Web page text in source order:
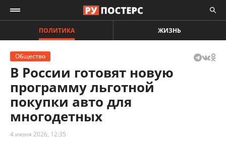
ПОЛИТИКА ЖИЗНЬ
Общество
В России готовят новую
программу льготной
покупки авто для
многодетных
4 июня 2026, 12:35